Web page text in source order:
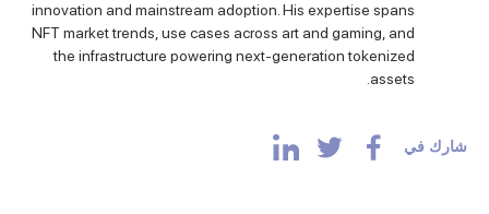
innovation and mainstream adoption. His expertise spans
NFT market trends, use cases across art and gaming, and
the infrastructure powering next-generation tokenized
assets.
شارك في